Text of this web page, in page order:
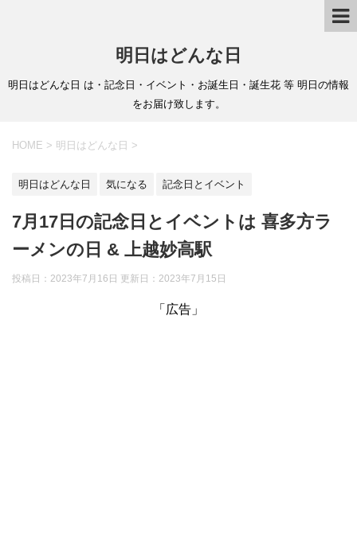
明日はどんな日
明日はどんな日 は・記念日・イベント・お誕生日・誕生花 等 明日の情報
をお届け致します。
HOME > 明日はどんな日 >
明日はどんな日 気になる 記念日とイベント
7月17日の記念日とイベントは 喜多方ラ
ーメンの日 & 上越妙高駅
投稿日：2023年7月16日 更新日： 2023年7月15日
「広告」